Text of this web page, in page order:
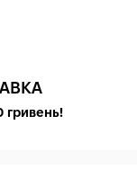
гривень!